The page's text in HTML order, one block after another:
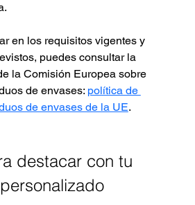
en los requisitos vigentes y
puedes consultar la
la Comisión Europea sobre
de envases: política de
de envases de la UE.
destacar con tu